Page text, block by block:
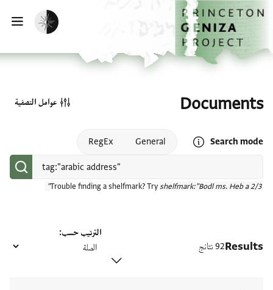
تخطي إلى المحتوى الرئيسي
الصفحة الرئيسية
تفعيل الوضع المظلم
Documents
Search mode
Open search mode help
General
RegEx
Trouble finding a shelfmark? Try shelfmark:"Bodl ms. Heb a 2/3"
عوامل التصفية
Results92 نتائج
الترتيب حسب